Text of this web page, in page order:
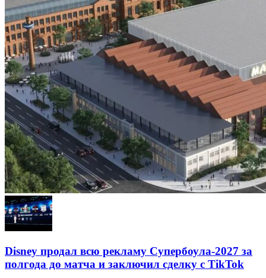
Disney продал всю рекламу Супербоула-2027 за
полгода до матча и заключил сделку с TikTok